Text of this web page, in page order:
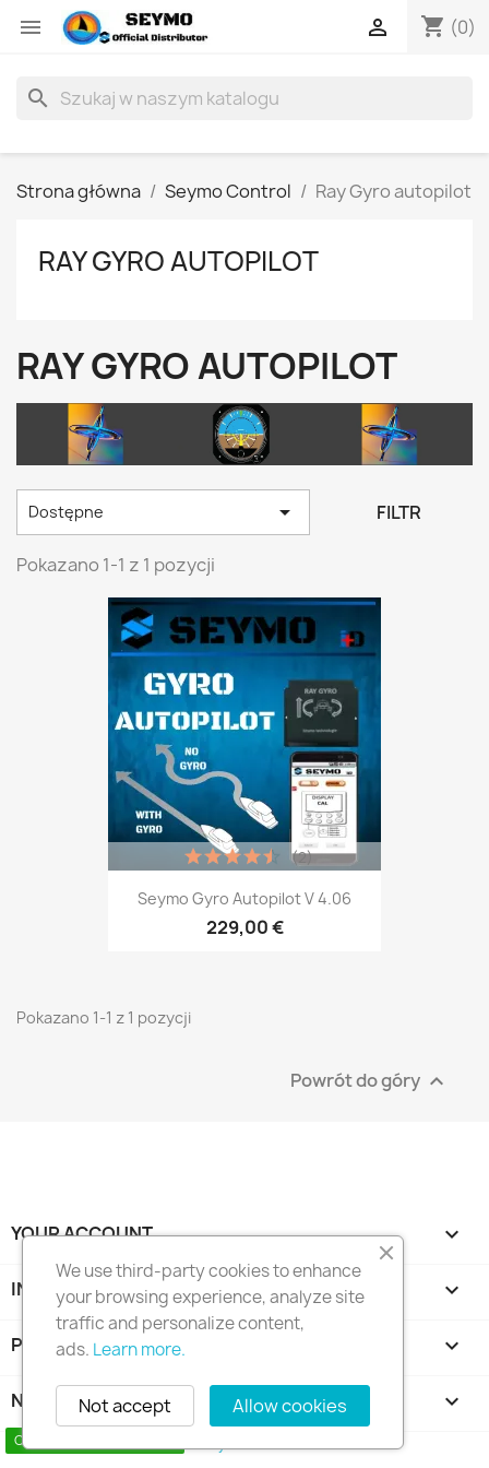
 shopping_cart (0)

search
Strona główna Seymo Control Ray Gyro autopilot
RAY GYRO AUTOPILOT
RAY GYRO AUTOPILOT
Dostępne  FILTR
Pokazano 1-1 z 1 pozycji
Seymo Gyro Autopilot V 4.06
229,00 €
(2)
Pokazano 1-1 z 1 pozycji
Powrót do góry 
YOUR ACCOUNT 
Contact us via WhatsApp
INFORMACJA O SKLEPIE keyboard_arrow_down
PRODUKTY 
NASZA FIRMA 
Copyright 2010 - 2025 Seymo Náutica
We use third-party cookies to enhance
your browsing experience, analyze site
traffic and personalize content,
ads. Learn more.
Allow cookies
Not accept